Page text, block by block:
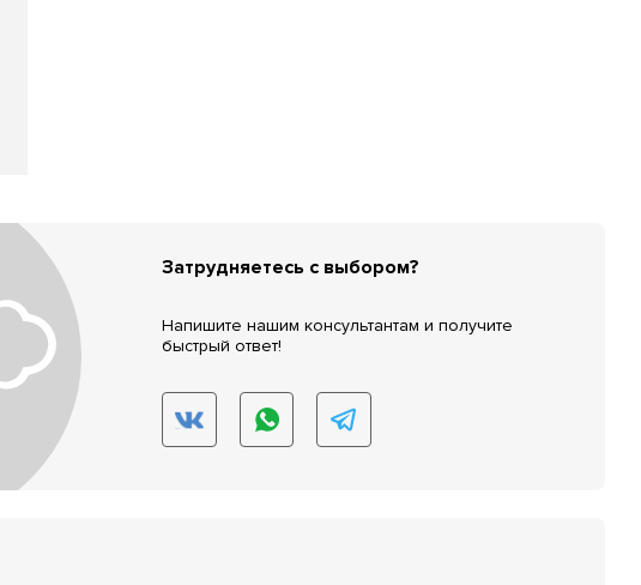
Затрудняетесь с выбором?
Напишите нашим консультантам и получите
быстрый ответ!